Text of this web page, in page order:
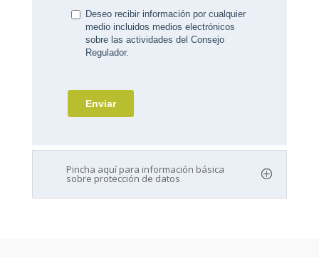
Pincha aquí para información básica
sobre protección de datos